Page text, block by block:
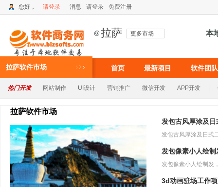
您好， 请登录 消息 请登录 免费注册
@ 拉萨 更多市场 本
拉萨软件市场 首页 最新项目 软件团队
热门开发 网站制作 UI设计 营销推广 微信开发 APP开发
拉萨软件市场
发包古风厚涂及日
发包像素小人绘制
3d动画驻场工作